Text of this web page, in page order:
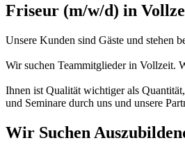
Friseur (m/w/d) in
Unsere Kunden sind Gäste und stehen
Wir suchen Teammitglieder in Vollzeit.
Ihnen ist Qualität wichtiger als
und Seminare durch uns und unsere
Wir Suchen